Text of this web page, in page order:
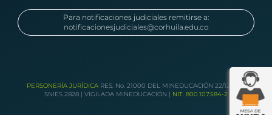
Para notificaciones judiciales remitirse a:
notificacionesjudiciales@corhuila.edu.co
PERSONERÍA JURÍDICA RES. No. 21000 DEL MINEDUCACIÓN 22/12/1989
SNIES 2828 | VIGILADA MINEDUCACIÓN | NIT. 800.107.584-2